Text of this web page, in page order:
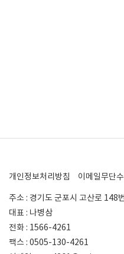
개인정보처리방침
이메일무단
주소 : 경기도 군포시 고산로
대표 : 나병삼
전화 : 1566-4261
팩스 : 0505-130-4261